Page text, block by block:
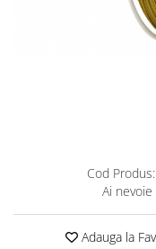
Cod Produs:
Ai
Adauga la